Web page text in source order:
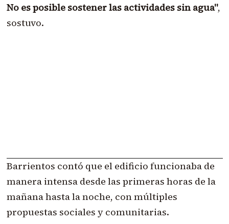
No es posible sostener las actividades sin agua",
sostuvo.
Barrientos contó que el edificio funcionaba de
manera intensa desde las primeras horas de la
mañana hasta la noche, con múltiples
propuestas sociales y comunitarias.